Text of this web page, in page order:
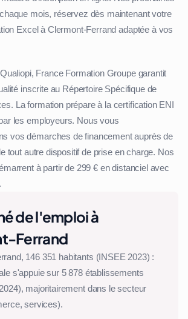
mois, réservez dès maintenant votre
Excel à Clermont-Ferrand adaptée à vos
France Formation Groupe garantit
inscrite au Répertoire Spécifique de
La formation prépare à la certification ENI
les employeurs. Nous vous
vos démarches de financement auprès de
tout autre dispositif de prise en charge. Nos
à partir de 299 € en distanciel avec
de l'emploi à
Ferrand
146 351 habitants (INSEE 2023) :
s'appuie sur 5 878 établissements
majoritairement dans le secteur
services).